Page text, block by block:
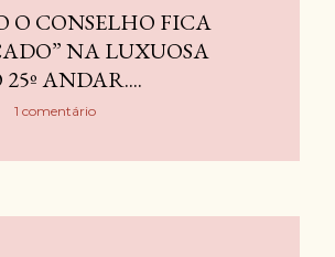
O CONSELHO FICA
NA LUXUOSA
ANDAR....
1 comentário